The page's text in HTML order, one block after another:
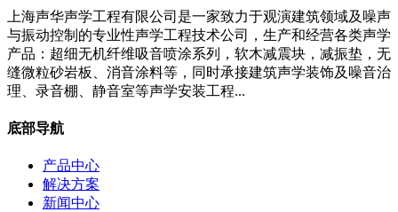
上海声华声学工程有限公司是一家致力于观演建筑领域及噪声
与振动控制的专业性声学工程技术公司，生产和经营各类声学
产品：超细无机纤维吸音喷涂系列，软木减震块，减振垫，无
缝微粒砂岩板、消音涂料等，同时承接建筑声学装饰及噪音治
理、录音棚、静音室等声学安装工程...
底部导航
产品中心
解决方案
新闻中心